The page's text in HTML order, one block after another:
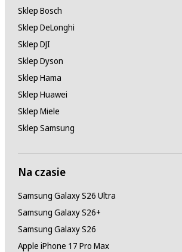
Sklep Bosch
Sklep DeLonghi
Sklep DJI
Sklep Dyson
Sklep Hama
Sklep Huawei
Sklep Miele
Sklep Samsung
Na czasie
Samsung Galaxy S26 Ultra
Samsung Galaxy S26+
Samsung Galaxy S26
Apple iPhone 17 Pro Max